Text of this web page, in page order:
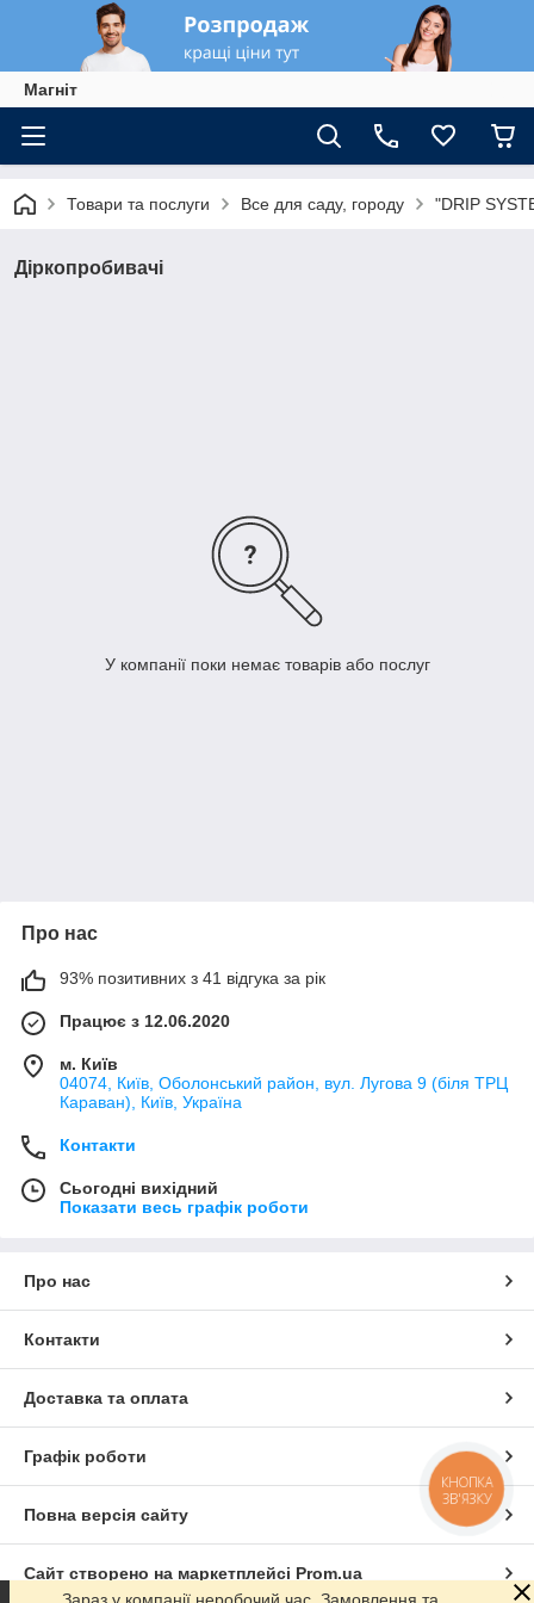
Магніт
Товари та послуги Все для саду, городу "DRIP
Діркопробивачі
У компанії поки немає товарів або послуг
Про нас
93% позитивних з 41 відгука за рік
Працює з 12.06.2020
м. Київ
04074, Київ, Оболонський район, вул. Лугова 9 (біля ТРЦ
Караван), Київ, Україна
Контакти
Сьогодні вихідний
Показати весь графік роботи
Про нас
Контакти
Доставка та оплата
Графік роботи
Повна версія сайту
Сайт створено на маркетплейсі Prom.ua
КНОПКА
ЗВ'ЯЗКУ